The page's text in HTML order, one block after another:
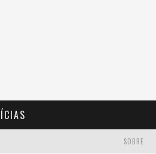
SOBRE